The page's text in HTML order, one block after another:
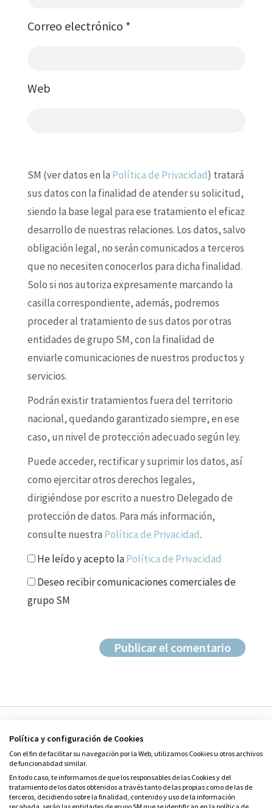
Correo electrónico *
Web
SM (ver datos en la Política de Privacidad) tratará
sus datos con la finalidad de atender su solicitud,
siendo la base legal para ese tratamiento el eficaz
desarrollo de nuestras relaciones. Los datos, salvo
obligación legal, no serán comunicados a terceros
que no necesiten conocerlos para dicha finalidad.
Solo si nos autoriza expresamente marcando la
casilla correspondiente, además, podremos
proceder al tratamiento de sus datos por otras
entidades de grupo SM, con la finalidad de
enviarle comunicaciones de nuestros productos y
servicios.
Podrán existir tratamientos fuera del territorio
nacional, quedando garantizado siempre, en ese
caso, un nivel de protección adecuado según ley.
Puede acceder, rectificar y suprimir los datos, así
como ejercitar otros derechos legales,
dirigiéndose por escrito a nuestro Delegado de
protección de datos. Para más información,
consulte nuestra Política de Privacidad.
He leído y acepto laPolítica de Privacidad
Deseo recibir comunicaciones comerciales de
grupo SM
© Grupo SM
Política y configuración de Cookies
Con el fin de facilitar su navegación por la Web, utilizamos Cookies u otros archivos
de funcionalidad similar.
En todo caso, te informamos de que los responsables de las Cookies y del
tratamiento de los datos obtenidos a través tanto de las propias como de las de
terceros, decidiendo sobre la finalidad, contenido y uso de la información